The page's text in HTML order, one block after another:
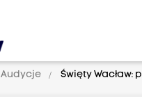
Audycje Święty Wacław: